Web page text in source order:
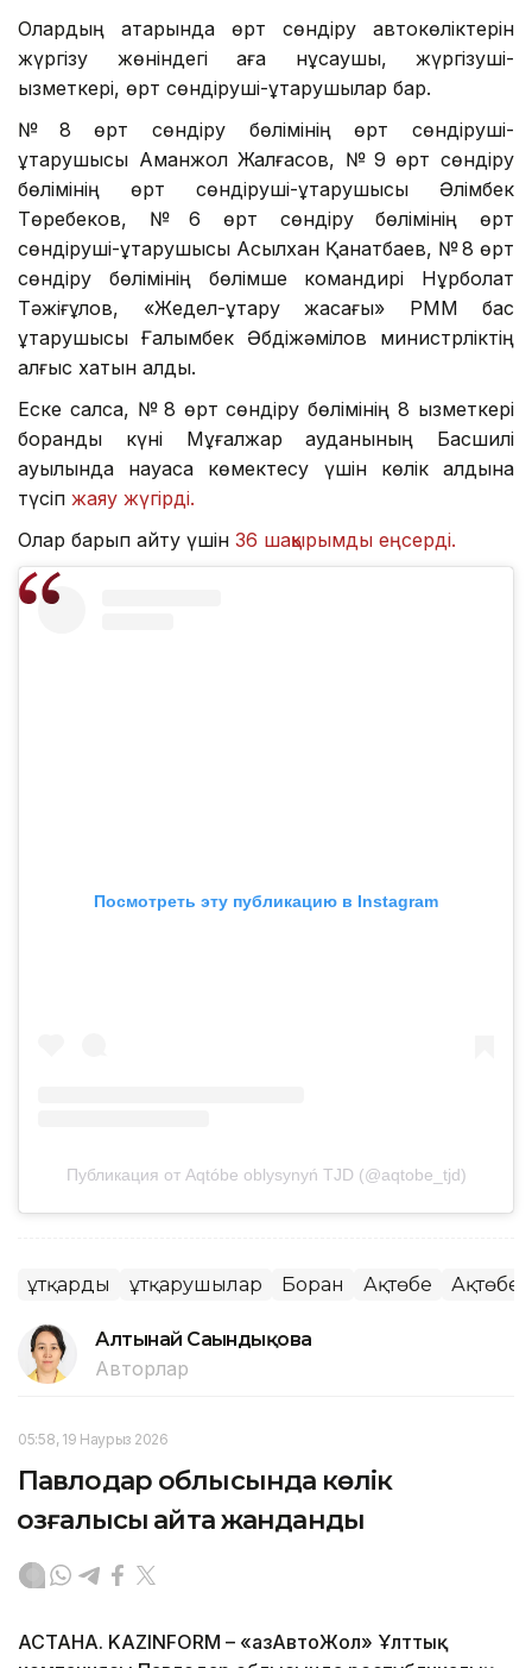
Олардың қатарында өрт сөндіру автокөліктерін
жүргізу жөніндегі аға нұсқаушы, жүргізуші-
қызметкері, өрт сөндіруші-құтқарушылар бар.
№ 8 өрт сөндіру бөлімінің өрт сөндіруші-
құтқарушысы Аманжол Жалғасов, № 9 өрт сөндіру
бөлімінің өрт сөндіруші-құтқарушысы Әлімбек
Төребеков, № 6 өрт сөндіру бөлімінің өрт
сөндіруші-құтқарушысы Асылхан Қанатбаев, № 8 өрт
сөндіру бөлімінің бөлімше командирі Нұрболат
Тәжіғұлов, «Жедел-құтқару жасағы» РММ бас
құтқарушысы Ғалымбек Әбдіжәмілов министрліктің
алғыс хатын алды.
Еске салсақ, № 8 өрт сөндіру бөлімінің 8 қызметкері
боранды күні Мұғалжар ауданының Басшилі
ауылында науқасқа көмектесу үшін көлік алдына
түсіп жаяу жүгірді.
Олар барып қайту үшін 36 шақырымды еңсерді.
Посмотреть эту публикацию в Instagram
Публикация от Aqtóbe oblysynyń ТJD (@aqtobe_tjd)
Құтқарды Құтқарушылар Боран Ақтөбе Ақтөбе
Алтынай Сағындықова
Авторлар
05:58, 19 Наурыз 2026
Павлодар облысында көлік
қозғалысы қайта жанданды
АСТАНА. KAZINFORM – «ҚазАвтоЖол» Ұлттық